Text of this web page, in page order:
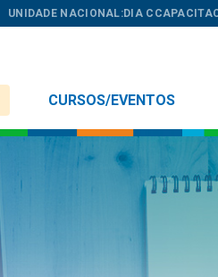
UNIDADE NACIONAL:DIA C
CURSOS/EVENTOS